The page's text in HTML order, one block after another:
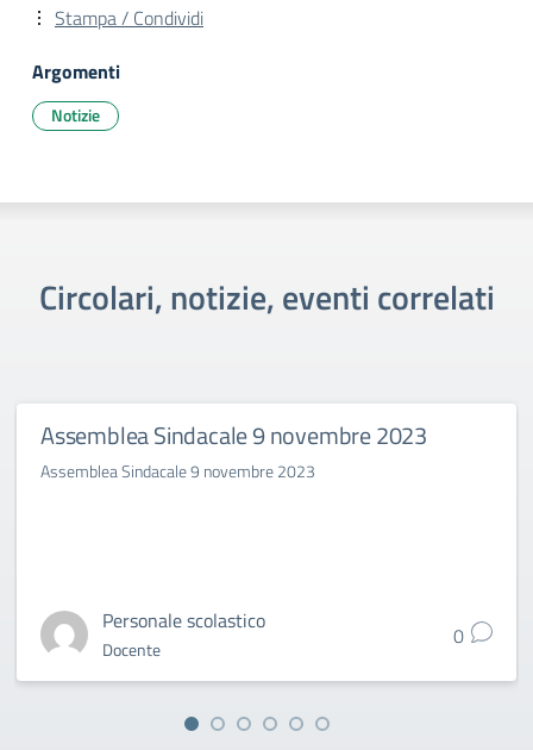
Stampa / Condividi
Argomenti
Notizie
Circolari, notizie, eventi correlati
Assemblea Sindacale 9 novembre 2023
Assemblea Sindacale 9 novembre 2023
Personale scolastico
Docente 0